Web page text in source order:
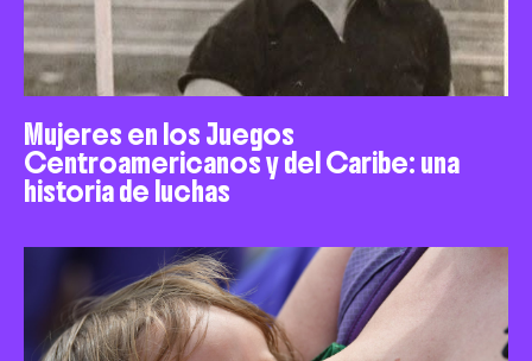
Mujeres en los Juegos
Centroamericanos y del Caribe: una
historia de luchas